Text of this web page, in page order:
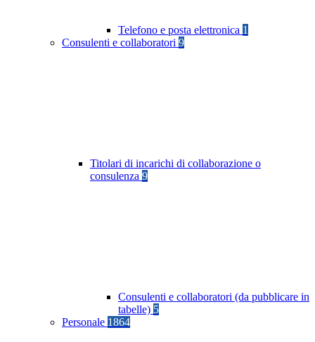
Telefono e posta elettronica 1
Consulenti e collaboratori 9
Titolari di incarichi di collaborazione o
consulenza 9
Consulenti e collaboratori (da pubblicare in
tabelle) 5
Personale 1864